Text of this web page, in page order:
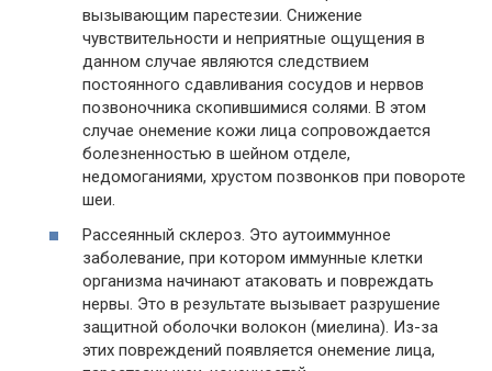
вызывающим парестезии. Снижение
чувствительности и неприятные ощущения в
данном случае являются следствием
постоянного сдавливания сосудов и нервов
позвоночника скопившимися солями. В этом
случае онемение кожи лица сопровождается
болезненностью в шейном отделе,
недомоганиями, хрустом позвонков при повороте
шеи.
Рассеянный склероз. Это аутоиммунное
заболевание, при котором иммунные клетки
организма начинают атаковать и повреждать
нервы. Это в результате вызывает разрушение
защитной оболочки волокон (миелина). Из-за
этих повреждений появляется онемение лица,